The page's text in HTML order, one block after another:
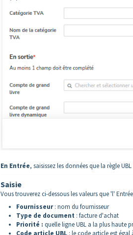
En Entrée, saisissez les données que la règle
Saisie
Vous trouverez ci-dessous les valeurs que 'l'
Fournisseur: nom du fournisseur
Type de document : facture d'achat
Priorité : quelle ligne UBL a la plus haute
Code article UBL : le code article est